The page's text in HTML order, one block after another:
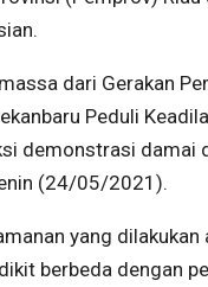
dari Gerakan
Peduli
demonstrasi damai
(24/05/2021).
yang dilakukan
berbeda dengan